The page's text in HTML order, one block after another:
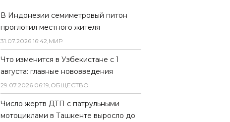
В Индонезии семиметровый питон
проглотил местного жителя
31.07.2026 16:42,МИР
Что изменится в Узбекистане с 1
августа: главные нововведения
29.07.2026 06:19,ОБЩЕСТВО
Число жертв ДТП с патрульными
мотоциклами в Ташкенте выросло до